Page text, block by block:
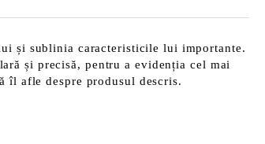
și sublinia caracteristicile lui importante.
și precisă, pentru a evidenția cel mai
îl afle despre produsul descris.